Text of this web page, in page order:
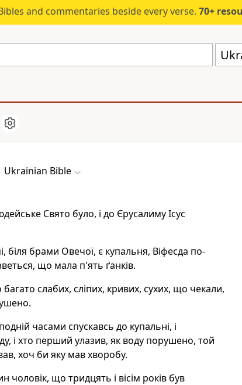
and commentaries beside every verse. 70+
Ukrainian Bible
Свято було, і до Єрусалиму Ісус
біля брами Овечої, є купальня, Віфесда по-
що мала п'ять ґанків.
слабих, сліпих, кривих, сухих, що чекали,
часами спускавсь до купальні, і
і хто перший улазив, як воду порушено, той
хоч би яку мав хворобу.
чоловік, що тридцять і вісім років був